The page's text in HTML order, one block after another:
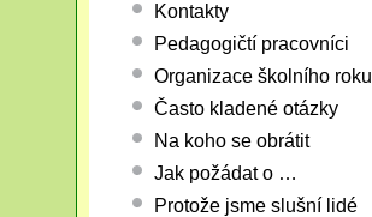
Kontakty
Pedagogičtí pracovníci
Organizace školního roku
Často kladené otázky
Na koho se obrátit
Jak požádat o …
Protože jsme slušní lidé